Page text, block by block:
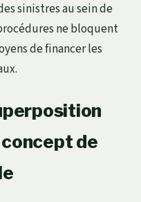
sinistres au sein de
ne bloquent
de financer les
de